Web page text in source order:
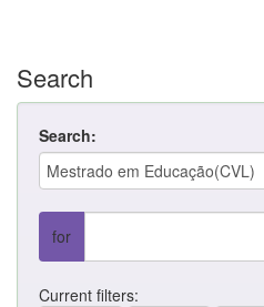
Search
Search:
for
Current filters: